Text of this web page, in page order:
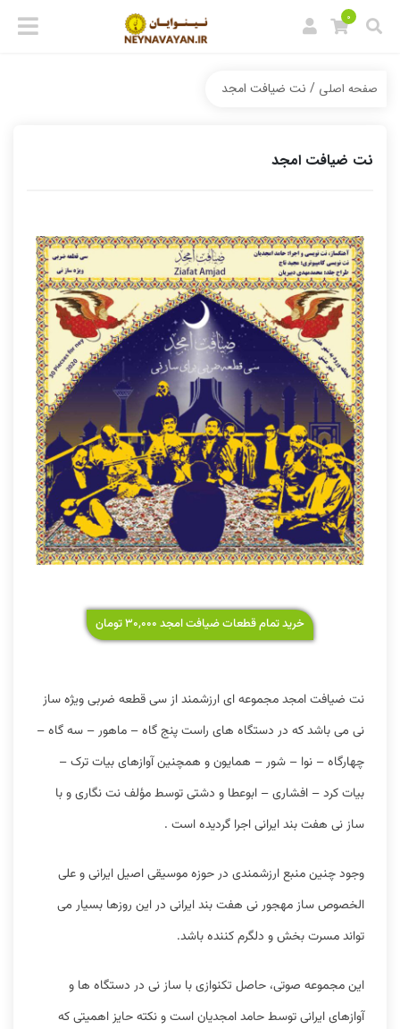
0
صفحه اصلی / نت ضیافت امجد
نت ضیافت امجد
خرید تمام قطعات ضیافت امجد ۳۰,۰۰۰ تومان
نت ضیافت امجد مجموعه ای ارزشمند از سی قطعه ضربی ویژه ساز
نی می باشد که در دستگاه های راست پنج گاه – ماهور – سه گاه –
چهارگاه – نوا – شور – همایون و همچنین آوازهای بیات ترک –
بیات کرد – افشاری – ابوعطا و دشتی توسط مؤلف نت نگاری و با
ساز نی هفت بند ایرانی اجرا گردیده است .
وجود چنین منبع ارزشمندی در حوزه موسیقی اصیل ایرانی و علی
الخصوص ساز مهجور نی هفت بند ایرانی در این روزها بسیار می
تواند مسرت بخش و دلگرم کننده باشد.
این مجموعه صوتی، حاصل تکنوازی با ساز نی در دستگاه ها و
آوازهای ایرانی توسط حامد امجدیان است و نکته حایز اهمیتی که